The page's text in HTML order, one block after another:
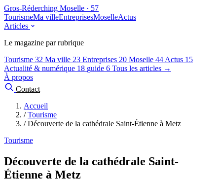
Gros-Réderching Moselle · 57
TourismeMa villeEntreprisesMoselleActus
Articles
Le magazine par rubrique
Tourisme 32 Ma ville 23 Entreprises 20 Moselle 44 Actus 15
Actualité & numérique 18 guide 6 Tous les articles →
À propos
Contact
Accueil
/ Tourisme
/ Découverte de la cathédrale Saint-Étienne à Metz
Tourisme
Découverte de la cathédrale Saint-
Étienne à Metz